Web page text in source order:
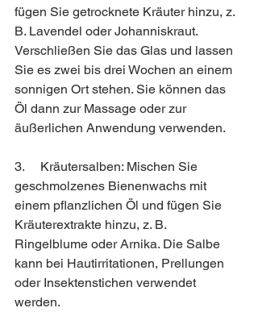
fügen Sie getrocknete Kräuter hinzu, z.
B. Lavendel oder Johanniskraut.
Verschließen Sie das Glas und lassen
Sie es zwei bis drei Wochen an einem
sonnigen Ort stehen. Sie können das
Öl dann zur Massage oder zur
äußerlichen Anwendung verwenden.
3.     Kräutersalben: Mischen Sie
geschmolzenes Bienenwachs mit
einem pflanzlichen Öl und fügen Sie
Kräuterextrakte hinzu, z. B.
Ringelblume oder Arnika. Die Salbe
kann bei Hautirritationen, Prellungen
oder Insektenstichen verwendet
werden.